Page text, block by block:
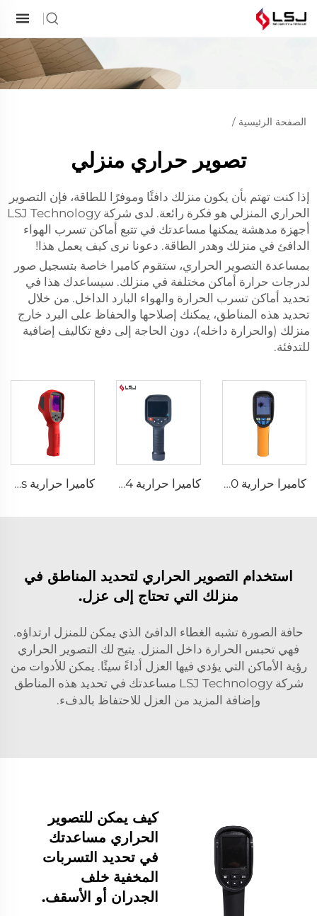
الصفحة الرئيسية/
تصوير حراري منزلي
إذا كنت تهتم بأن يكون منزلك دافئًا وموفرًا للطاقة، فإن التصوير
الحراري المنزلي هو فكرة رائعة. لدى شركة LSJ Technology
أجهزة مدهشة يمكنها مساعدتك في تتبع أماكن تسرب الهواء
الدافئ في منزلك وهدر الطاقة. دعونا نرى كيف يعمل هذا!
بمساعدة التصوير الحراري، ستقوم كاميرا خاصة بتسجيل صور
لدرجات حرارة أماكن مختلفة في منزلك. سيساعدك هذا في
تحديد أماكن تسرب الحرارة والهواء البارد الداخل. من خلال
تحديد هذه المناطق، يمكنك إصلاحها والحفاظ على البرد خارج
منزلك (والحرارة داخله)، دون الحاجة إلى دفع تكاليف إضافية
للتدفئة.
كاميرا حرارية E120 كاميرا حرارية E384 كاميرا حرارية E310Plus
استخدام التصوير الحراري لتحديد المناطق في
منزلك التي تحتاج إلى عزل.
حافة الصورة تشبه الغطاء الدافئ الذي يمكن للمنزل ارتداؤه.
فهي تحبس الحرارة داخل المنزل. يتيح لك التصوير الحراري
رؤية الأماكن التي يؤدي فيها العزل أداءً سيئًا. يمكن للأدوات من
شركة LSJ Technology مساعدتك في تحديد هذه المناطق
وإضافة المزيد من العزل للاحتفاظ بالدفء.
كيف يمكن للتصوير
الحراري مساعدتك
في تحديد التسربات
المخفية خلف
الجدران أو الأسقف.